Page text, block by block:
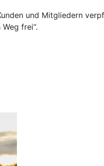
und Mitgliedern
frei“.